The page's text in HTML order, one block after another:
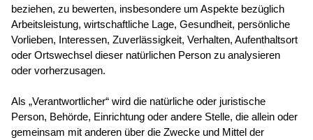
beziehen, zu bewerten, insbesondere um Aspekte bezüglich
Arbeitsleistung, wirtschaftliche Lage, Gesundheit, persönliche
Vorlieben, Interessen, Zuverlässigkeit, Verhalten, Aufenthaltsort
oder Ortswechsel dieser natürlichen Person zu analysieren
oder vorherzusagen.
Als „Verantwortlicher“ wird die natürliche oder juristische
Person, Behörde, Einrichtung oder andere Stelle, die allein oder
gemeinsam mit anderen über die Zwecke und Mittel der